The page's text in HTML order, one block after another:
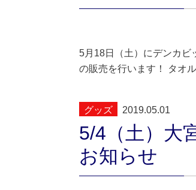
5月18日（土）にデンカビ
の販売を行います！ タオ
グッズ 2019.05.01
5/4（土）大
お知らせ